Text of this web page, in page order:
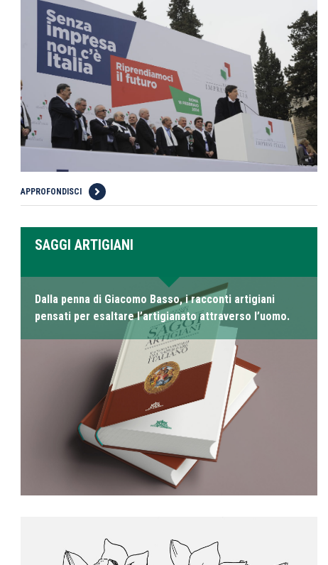
APPROFONDISCI
SAGGI ARTIGIANI
Dalla penna di Giacomo Basso, i racconti artigiani
pensati per esaltare l’artigianato attraverso l’uomo.